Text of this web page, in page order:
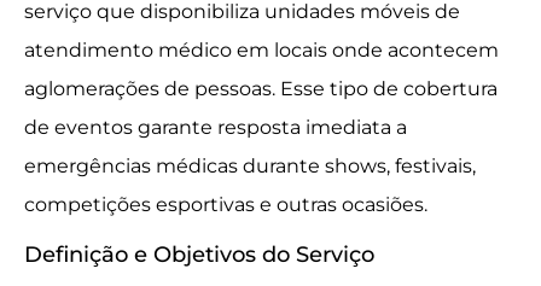
serviço que disponibiliza unidades móveis de
atendimento médico em locais onde acontecem
aglomerações de pessoas. Esse tipo de cobertura
de eventos garante resposta imediata a
emergências médicas durante shows, festivais,
competições esportivas e outras ocasiões.
Definição e Objetivos do Serviço